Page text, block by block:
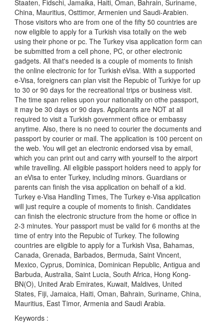
Staaten, Fidschi, Jamaika, Haiti, Oman, Bahrain, Suriname,
China, Mauritius, Osttimor, Armenien und Saudi-Arabien.
Those visitors who are from one of the fifty 50 countries are
now eligible to apply for a Turkish visa totally on the web
using their phone or pc. The Turkey visa application form can
be submitted from a cell phone, PC, or other electronic
gadgets. All that's needed is a couple of moments to finish
the online electronic for for Turkish eVisa. With a supported
e-Visa, foreigners can plan visit the Repubic of Turkiye for up
to 30 or 90 days for the recreational trips or business visit.
The time span relies upon your nationality on othe passport,
it may be 30 days or 90 days. Applicants are NOT at all
required to visit a Turkish government office or embassy
anytime. Also, there is no need to courier the documents and
passport by courier or mail. The application is 100 percent on
the web. You will get an electronic endorsed visa by email,
which you can print out and carry with yourself to the airport
while travelling. All eligible passport holders need to apply for
an eVisa to enter Turkey, including minors. Guardians or
parents can finish the visa application on behalf of a kid.
Turkey e-Visa Handling Times, The Turkey e-Visa application
will just require a couple of moments to finish. Candidates
can finish the electronic structure from the home or office in
2-3 minutes. Your passport must be valid for 6 months at the
time of entry into the Repubic of Turkey. The following
countries are eligible to apply for a Turkish Visa, Bahamas,
Canada, Grenada, Barbados, Bermuda, Saint Vincent,
Mexico, Cyprus, Dominica, Dominican Republic, Antigua and
Barbuda, Australia, Saint Lucia, South Africa, Hong Kong-
BN(O), United Arab Emirates, Kuwait, Maldives, United
States, Fiji, Jamaica, Haiti, Oman, Bahrain, Suriname, China,
Mauritius, East Timor, Armenia and Saudi Arabia.
Keywords :